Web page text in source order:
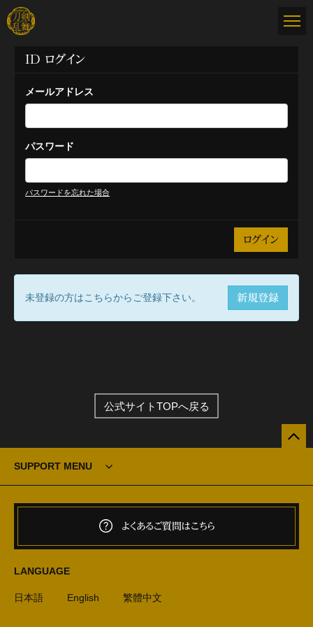
ID ログイン
メールアドレス
パスワード
パスワードを忘れた場合
未登録の方はこちらからご登録下さい。 新規登録
公式サイトTOPへ戻る
SUPPORT MENU
よくあるご質問はこちら
LANGUAGE
日本語 English 繁體中文